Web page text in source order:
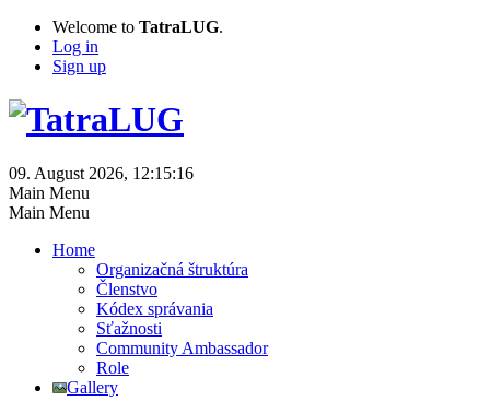
Welcome to TatraLUG.
Log in
Sign up
09. August 2026, 12:15:16
Main Menu
Main Menu
Home
Organizačná štruktúra
Členstvo
Kódex správania
Sťažnosti
Community Ambassador
Role
Gallery